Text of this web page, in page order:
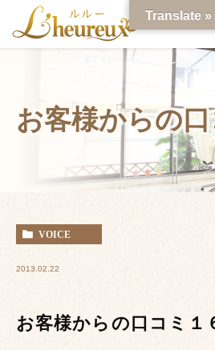
お客様からの
VOICE
2013.02.22
お客様からの口コミ１
Translate »